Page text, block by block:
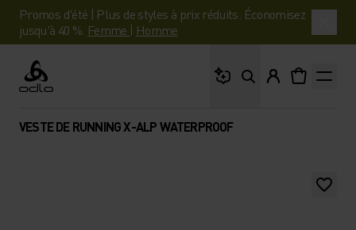
Promos d'été | Plus de styles à prix réduits. Économisez
jusqu'à 40 %. Femme | Homme
Odlo
VESTE DE RUNNING X-ALP WATERPROOF